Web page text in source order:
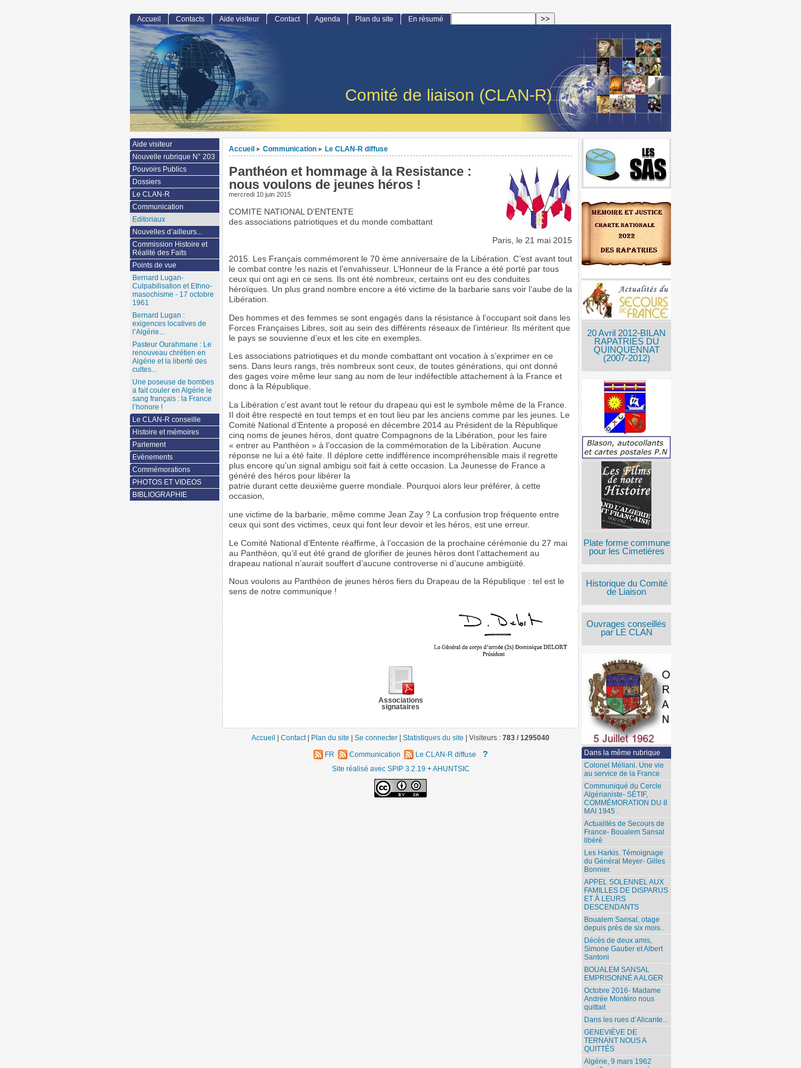
Comité de liaison (CLAN-R)
Accueil > Communication > Le CLAN-R diffuse
Panthéon et hommage à la Resistance :
nous voulons de jeunes héros !
mercredi 10 juin 2015
COMITE NATIONAL D’ENTENTE
des associations patriotiques et du monde combattant
Paris, le 21 mai 2015
2015. Les Français commémorent le 70 ème anniversaire de la Libération. C’est avant tout
le combat contre !es nazis et l’envahisseur. L’Honneur de la France a été porté par tous
ceux qui ont agi en ce sens. Ils ont été nombreux, certains ont eu des conduites
héroïques. Un plus grand nombre encore a été victime de la barbarie sans voir l’aube de la
Libération.
Des hommes et des femmes se sont engagés dans la résistance à l’occupant soit dans les
Forces Françaises Libres, soit au sein des différents réseaux de l’intérieur. Ils méritent que
le pays se souvienne d’eux et les cite en exemples.
Les associations patriotiques et du monde combattant ont vocation à s’exprimer en ce
sens. Dans leurs rangs, très nombreux sont ceux, de toutes générations, qui ont donné
des gages voire même leur sang au nom de leur indéfectible attachement à la France et
donc à la République.
La Libération c’est avant tout le retour du drapeau qui est le symbole même de la France.
II doit être respecté en tout temps et en tout lieu par les anciens comme par les jeunes. Le
Comité National d’Entente a proposé en décembre 2014 au Président de la République
cinq noms de jeunes héros, dont quatre Compagnons de la Libération, pour les faire
« entrer au Panthéon » à l’occasion de la commémoration de la Libération. Aucune
réponse ne lui a été faite. II déplore cette indifférence incompréhensible mais il regrette
plus encore qu’un signal ambigu soit fait à cette occasion. La Jeunesse de France a
généré des héros pour libérer la
patrie durant cette deuxième guerre mondiale. Pourquoi alors leur préférer, à cette
occasion,
une victime de la barbarie, même comme Jean Zay ? La confusion trop fréquente entre
ceux qui sont des victimes, ceux qui font leur devoir et les héros, est une erreur.
Le Comité National d’Entente réaffirme, à l’occasion de la prochaine cérémonie du 27 mai
au Panthéon, qu’il eut été grand de glorifier de jeunes héros dont l’attachement au
drapeau national n’aurait souffert d’aucune controverse ni d’aucune ambigüité.
Nous voulons au Panthéon de jeunes héros fiers du Drapeau de la République : tel est le
sens de notre communique !
Associations
signataires
20 Avril 2012-BILAN
RAPATRIES DU
QUINQUENNAT
(2007-2012)
Plate forme commune
pour les Cimetières
Historique du Comité
de Liaison
Ouvrages conseillés
par LE CLAN
Dans la même rubrique
Colonel Méliani. Une vie
au service de la France
Communiqué du Cercle
Algérianiste- SÉTIF,
COMMÉMORATION DU 8
MAI 1945 .
Actualités de Secours de
France- Boualem Sansal
libéré
Les Harkis. Témoignage
du Général Meyer- Gilles
Bonnier.
APPEL SOLENNEL AUX
FAMILLES DE DISPARUS
ET À LEURS
DESCENDANTS
Boualem Sansal, otage
depuis près de six mois..
Décès de deux amis,
Simone Gautier et Albert
Santoni
BOUALEM SANSAL
EMPRISONNÉ A ALGER
Octobre 2016- Madame
Andrée Montéro nous
quittait
Dans les rues d’Alicante...
GENEVIÈVE DE
TERNANT NOUS A
QUITTÉS
Algérie, 9 mars 1962
Accueil Contacts Aide visiteur Contact Agenda Plan du site En résumé
Aide visiteur
Nouvelle rubrique N° 203
Pouvoirs Publics
Dossiers
Le CLAN-R
Communication
Editoriaux
Nouvelles d’ailleurs...
Commission Histoire et
Réalité des Faits
Points de vue
Bernard Lugan-
Culpabilisation et Ethno-
masochisme - 17 octobre
1961
Bernard Lugan :
exigences locatives de
l’Algérie...
Pasteur Ourahmane : Le
renouveau chrétien en
Algérie et la liberté des
cultes...
Une poseuse de bombes
a fait couler en Algérie le
sang français : la France
l’honore !
Le CLAN-R conseille
Histoire et mémoires
Parlement
Evènements
Commémorations
PHOTOS ET VIDEOS
BIBLIOGRAPHIE
Accueil|Contact|Plan du site|Se connecter|Statistiques du site|Visiteurs :783 / 1295040
FR Communication Le CLAN-R diffuse ?
Site réalisé avec SPIP 3.2.19+AHUNTSIC